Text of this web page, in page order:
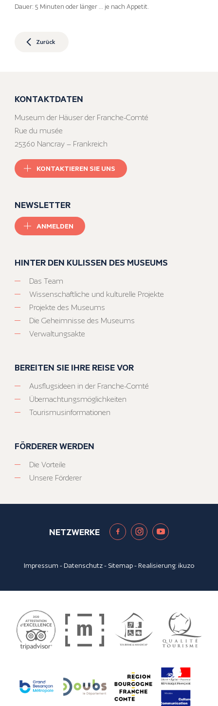
Dauer: 5 Minuten oder länger … je nach Appetit.
Zurück
KONTAKTDATEN
Museum der Häuser der Franche-Comté
Rue du musée
25360 Nancray – Frankreich
KONTAKTIEREN SIE UNS
NEWSLETTER
ANMELDEN
HINTER DEN KULISSEN DES MUSEUMS
Das Team
Wissenschaftliche und kulturelle Projekte
Projekte des Museums
Die Geheimnisse des Museums
Verwaltungsakte
BEREITEN SIE IHRE REISE VOR
Ausflugsideen in der Franche-Comté
Übernachtungsmöglichkeiten
Tourismusinformationen
FÖRDERER WERDEN
Die Vorteile
Unsere Förderer
NETZWERKE
Impressum -Datenschutz- Sitemap- Realisierung:ikuzo